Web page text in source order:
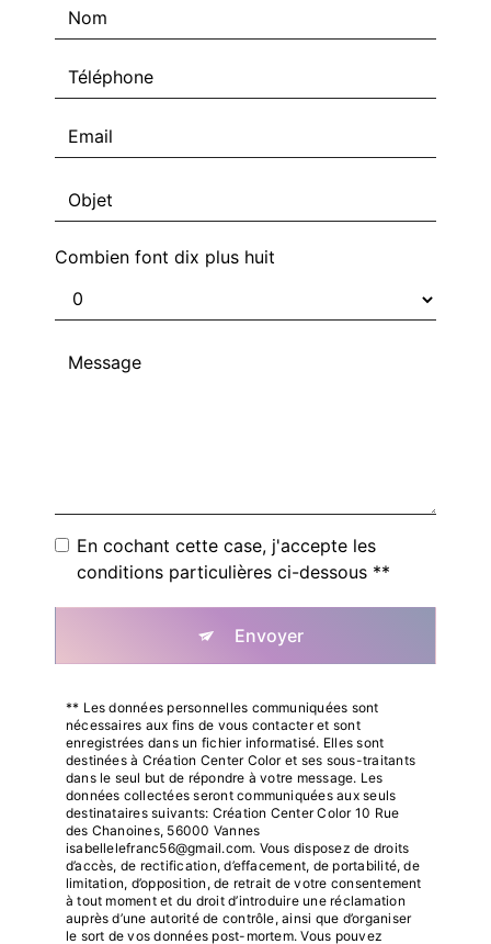
Combien font dix plus huit
En cochant cette case, j'accepte les
conditions particulières ci-dessous **
Envoyer
** Les données personnelles communiquées sont
nécessaires aux fins de vous contacter et sont
enregistrées dans un fichier informatisé. Elles sont
destinées à Création Center Color et ses sous-traitants
dans le seul but de répondre à votre message. Les
données collectées seront communiquées aux seuls
destinataires suivants: Création Center Color 10 Rue
des Chanoines, 56000 Vannes
isabellelefranc56@gmail.com. Vous disposez de droits
d’accès, de rectification, d’effacement, de portabilité, de
limitation, d’opposition, de retrait de votre consentement
à tout moment et du droit d’introduire une réclamation
auprès d’une autorité de contrôle, ainsi que d’organiser
le sort de vos données post-mortem. Vous pouvez